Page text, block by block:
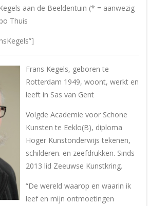
aan de Beeldentuin (* = aanwezig
Thuis
Frans Kegels, geboren te
Rotterdam 1949, woont, werkt en
leeft in Sas van Gent
Volgde Academie voor Schone
Kunsten te Eeklo(B), diploma
Hoger Kunstonderwijs tekenen,
schilderen. en zeefdrukken. Sinds
2013 lid Zeeuwse Kunstkring.
“De wereld waarop en waarin ik
leef en mijn ontmoetingen